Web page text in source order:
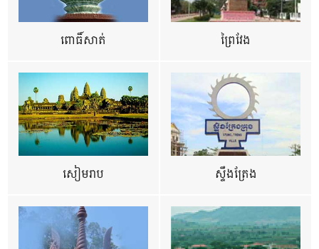
ពោធិ៍សាត់ ព្រៃវែង
សៀមរាប ស្ទឹងត្រែង